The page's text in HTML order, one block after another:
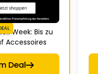
Week: Bis zu
Accessoires
Deal